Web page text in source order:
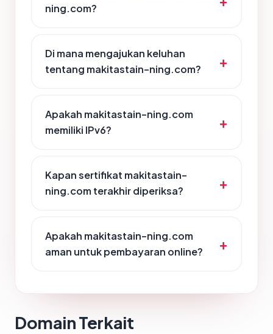
ning.com?
Di mana mengajukan keluhan
tentang makitastain-ning.com?
Apakah makitastain-ning.com
memiliki IPv6?
Kapan sertifikat makitastain-
ning.com terakhir diperiksa?
Apakah makitastain-ning.com
aman untuk pembayaran online?
Domain Terkait